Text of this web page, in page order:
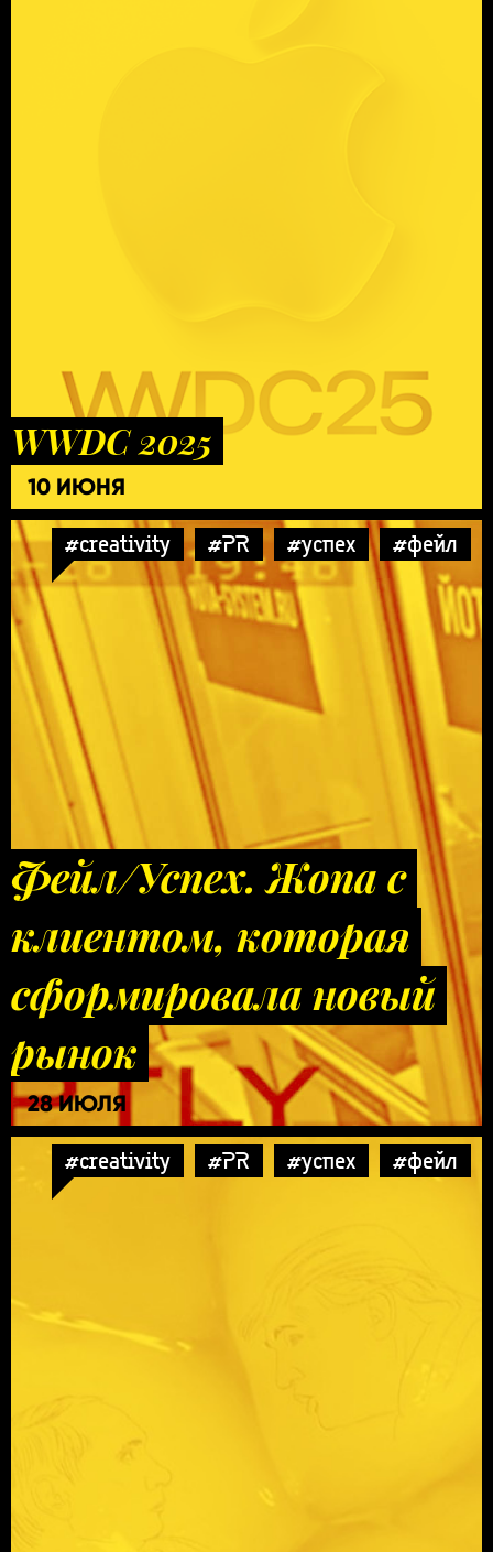
WWDC 2025
10 ИЮНЯ
#creativity #PR #успех #фейл
Фейл/Успех. Жопа с
клиентом, которая
сформировала новый
рынок
28 ИЮЛЯ
#creativity #PR #успех #фейл